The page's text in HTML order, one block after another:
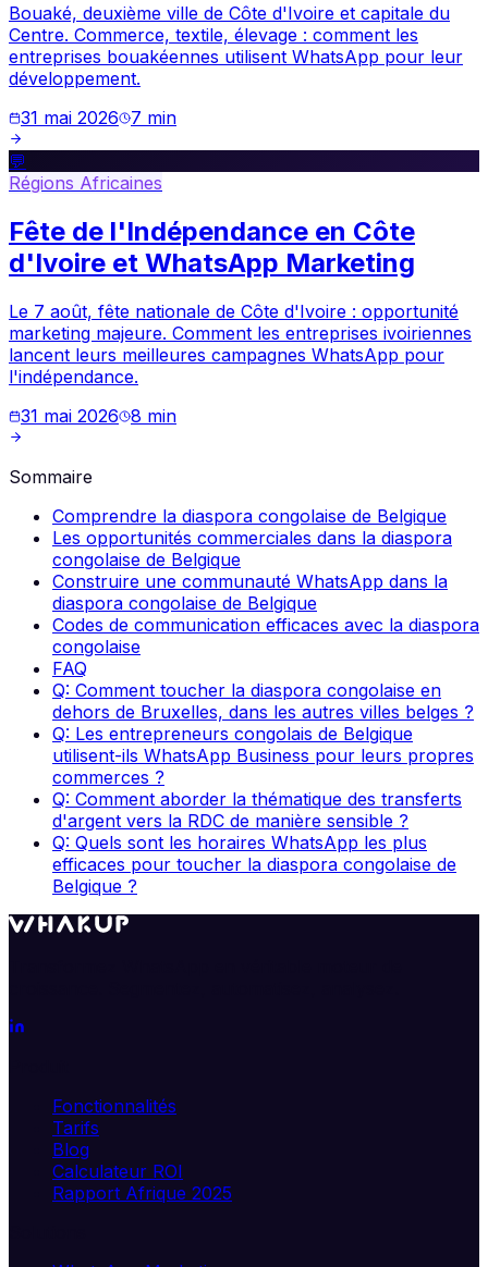
Bouaké, deuxième ville de Côte d'Ivoire et capitale du
Centre. Commerce, textile, élevage : comment les
entreprises bouakéennes utilisent WhatsApp pour leur
développement.
31 mai 2026
7 min
💬
Régions Africaines
Fête de l'Indépendance en Côte
d'Ivoire et WhatsApp Marketing
Le 7 août, fête nationale de Côte d'Ivoire : opportunité
marketing majeure. Comment les entreprises ivoiriennes
lancent leurs meilleures campagnes WhatsApp pour
l'indépendance.
31 mai 2026 8 min
Sommaire
Comprendre la diaspora congolaise de Belgique
Les opportunités commerciales dans la diaspora
congolaise de Belgique
Construire une communauté WhatsApp dans la
diaspora congolaise de Belgique
Codes de communication efficaces avec la diaspora
congolaise
FAQ
Q: Comment toucher la diaspora congolaise en
dehors de Bruxelles, dans les autres villes belges ?
Q: Les entrepreneurs congolais de Belgique
utilisent-ils WhatsApp Business pour leurs propres
commerces ?
Q: Comment aborder la thématique des transferts
d'argent vers la RDC de manière sensible ?
Q: Quels sont les horaires WhatsApp les plus
efficaces pour toucher la diaspora congolaise de
Belgique ?
Fonctionnalités
Tarifs
Blog
Calculateur ROI
Rapport Afrique 2025